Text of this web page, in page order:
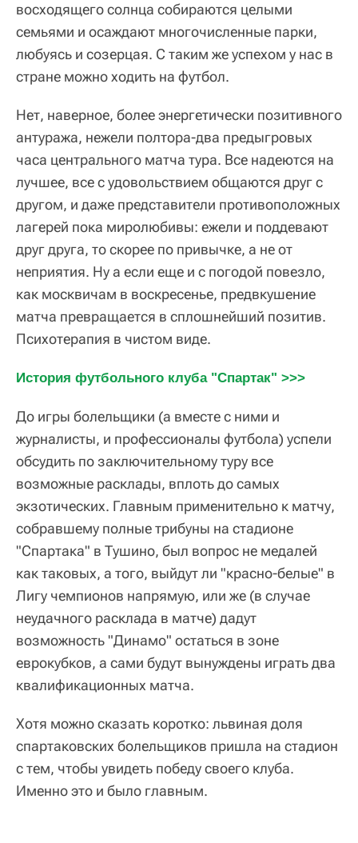
восходящего солнца собираются целыми
семьями и осаждают многочисленные парки,
любуясь и созерцая. С таким же успехом у нас в
стране можно ходить на футбол.
Нет, наверное, более энергетически позитивного
антуража, нежели полтора-два предыгровых
часа центрального матча тура. Все надеются на
лучшее, все с удовольствием общаются друг с
другом, и даже представители противоположных
лагерей пока миролюбивы: ежели и поддевают
друг друга, то скорее по привычке, а не от
неприятия. Ну а если еще и с погодой повезло,
как москвичам в воскресенье, предвкушение
матча превращается в сплошнейший позитив.
Психотерапия в чистом виде.
История футбольного клуба "Спартак" >>>
До игры болельщики (а вместе с ними и
журналисты, и профессионалы футбола) успели
обсудить по заключительному туру все
возможные расклады, вплоть до самых
экзотических. Главным применительно к матчу,
собравшему полные трибуны на стадионе
"Спартака" в Тушино, был вопрос не медалей
как таковых, а того, выйдут ли "красно-белые" в
Лигу чемпионов напрямую, или же (в случае
неудачного расклада в матче) дадут
возможность "Динамо" остаться в зоне
еврокубков, а сами будут вынуждены играть два
квалификационных матча.
Хотя можно сказать коротко: львиная доля
спартаковских болельщиков пришла на стадион
с тем, чтобы увидеть победу своего клуба.
Именно это и было главным.